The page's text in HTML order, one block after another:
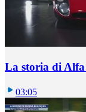
La storia di Alfa
03:05